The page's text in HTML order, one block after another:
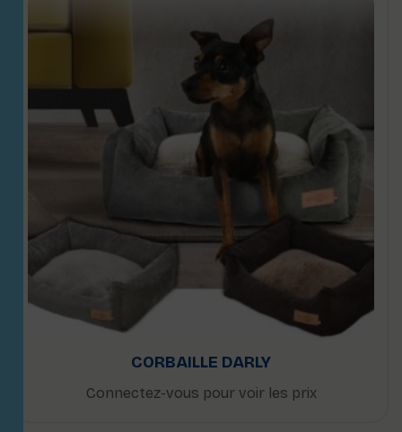
CORBAILLE DARLY
Connectez-vous pour voir les prix